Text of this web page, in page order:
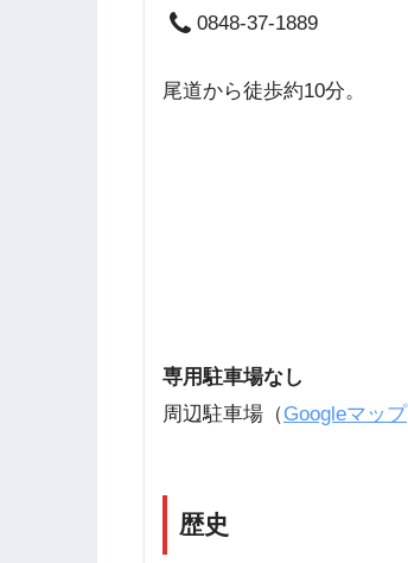
0848-37-1889
尾道から徒歩約10分。
専用駐車場なし
周辺駐車場（Googleマップ
歴史